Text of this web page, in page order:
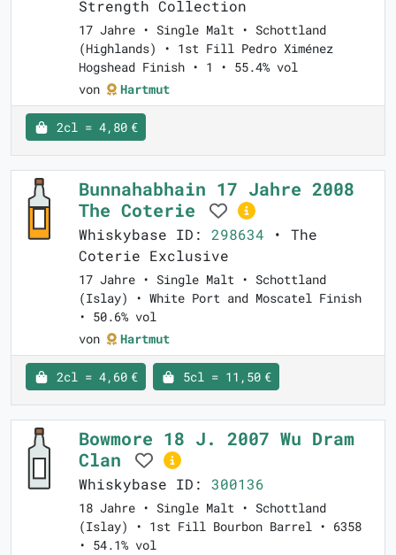
Strength Collection
17 Jahre • Single Malt • Schottland
(Highlands) • 1st Fill Pedro Ximénez
Hogshead Finish • 1 • 55.4% vol
von
Hartmut
2cl = 4,80 €
Bunnahabhain 17 Jahre 2008
The Coterie
Whiskybase ID: 298634 • The
Coterie Exclusive
17 Jahre • Single Malt • Schottland
(Islay) • White Port and Moscatel Finish
• 50.6% vol
von
Hartmut
2cl = 4,60 € 5cl = 11,50 €
Bowmore 18 J. 2007 Wu Dram
Clan
Whiskybase ID: 300136
18 Jahre • Single Malt • Schottland
(Islay) • 1st Fill Bourbon Barrel • 6358
• 54.1% vol